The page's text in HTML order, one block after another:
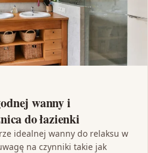
wanny i
do łazienki
idealnej wanny do relaksu w
na czynniki takie jak